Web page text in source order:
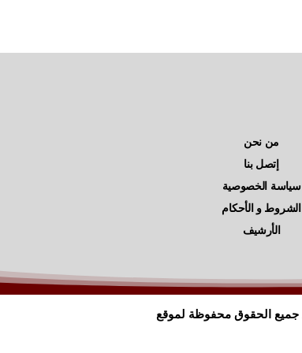
من نحن
إتصل بنا
سياسة الخصوصية
الشروط و الأحكام
الأرشيف